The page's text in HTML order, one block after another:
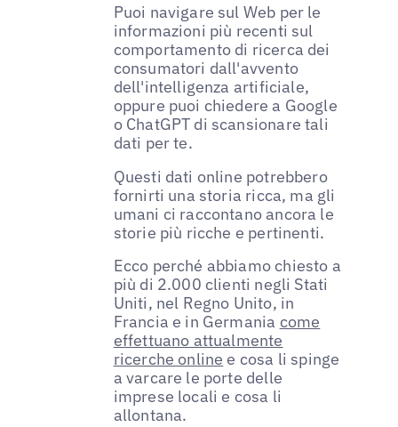
Puoi navigare sul Web per le
informazioni più recenti sul
comportamento di ricerca dei
consumatori dall'avvento
dell'intelligenza artificiale,
oppure puoi chiedere a Google
o ChatGPT di scansionare tali
dati per te.
Questi dati online potrebbero
fornirti una storia ricca, ma gli
umani ci raccontano ancora le
storie più ricche e pertinenti.
Ecco perché abbiamo chiesto a
più di 2.000 clienti negli Stati
Uniti, nel Regno Unito, in
Francia e in Germania come
effettuano attualmente
ricerche online e cosa li spinge
a varcare le porte delle
imprese locali e cosa li
allontana.